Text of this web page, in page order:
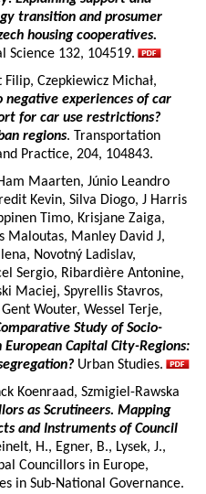
transition and prosumer
housing cooperatives.
Science 132, 104519.
Czepkiewicz Michał,
negative experiences of car
for car use restrictions?
regions. Transportation
Practice, 204, 104843.
Maarten, Júnio Leandro
Kevin, Silva Diogo, J Harris
Timo, Krisjane Zaiga,
Maloutas, Manley David J,
Novotný Ladislav,
Sergio, Ribardière Antonine,
Maciej, Spyrellis Stavros,
Wouter, Wessel Terje,
Study of Socio-
Capital City-Regions:
Urban Studies.
Koenraad, Szmigiel-Rawska
as Scrutineers. Mapping
and Instruments of Council
H., Egner, B., Lysek, J.,
Councillors in Europe,
in Sub-National Governance.